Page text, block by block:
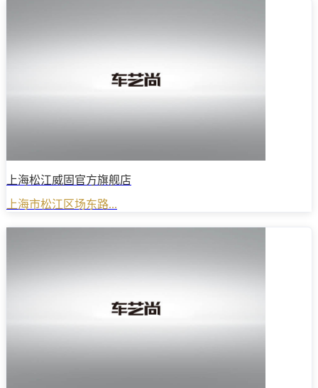
上海松江威固官方旗舰店
上海市松江区场东路...